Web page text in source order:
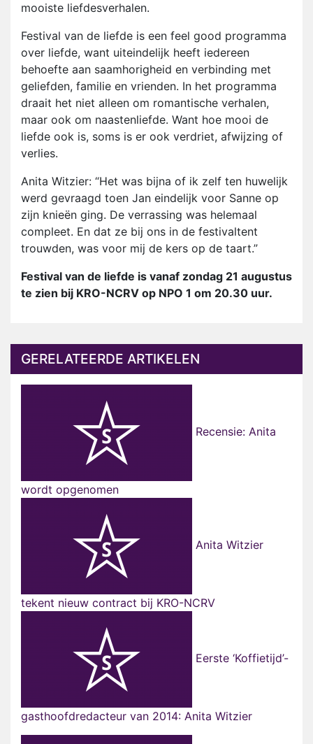
mooiste liefdesverhalen.
Festival van de liefde is een feel good programma
over liefde, want uiteindelijk heeft iedereen
behoefte aan saamhorigheid en verbinding met
geliefden, familie en vrienden. In het programma
draait het niet alleen om romantische verhalen,
maar ook om naastenliefde. Want hoe mooi de
liefde ook is, soms is er ook verdriet, afwijzing of
verlies.
Anita Witzier: “Het was bijna of ik zelf ten huwelijk
werd gevraagd toen Jan eindelijk voor Sanne op
zijn knieën ging. De verrassing was helemaal
compleet. En dat ze bij ons in de festivaltent
trouwden, was voor mij de kers op de taart.”
Festival van de liefde is vanaf zondag 21 augustus
te zien bij KRO-NCRV op NPO 1 om 20.30 uur.
GERELATEERDE ARTIKELEN
Recensie: Anita
wordt opgenomen
Anita Witzier
tekent nieuw contract bij KRO-NCRV
Eerste ‘Koffietijd’-
gasthoofdredacteur van 2014: Anita Witzier